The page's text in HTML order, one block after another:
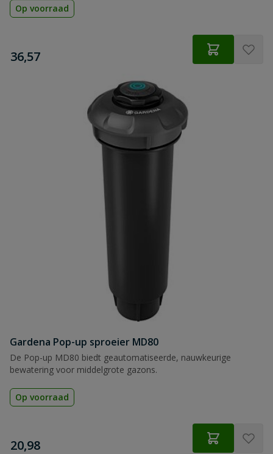
Op voorraad
€
36,57
Gardena Pop-up sproeier MD80
De Pop-up MD80 biedt geautomatiseerde, nauwkeurige
bewatering voor middelgrote gazons.
Op voorraad
€
20,98